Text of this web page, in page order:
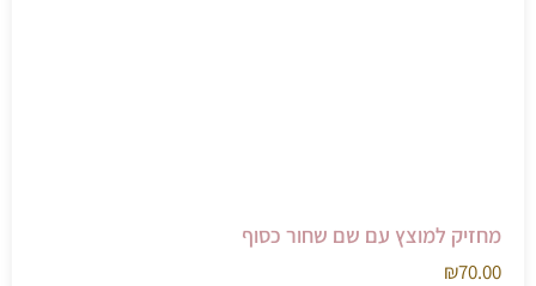
מחזיק למוצץ עם שם שחור כסוף
₪70.00